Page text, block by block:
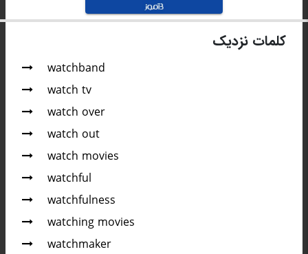
کلمات نزدیک
watchband
watch tv
watch over
watch out
watch movies
watchful
watchfulness
watching movies
watchmaker